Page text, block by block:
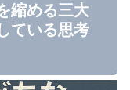
縮める三大
ている思考